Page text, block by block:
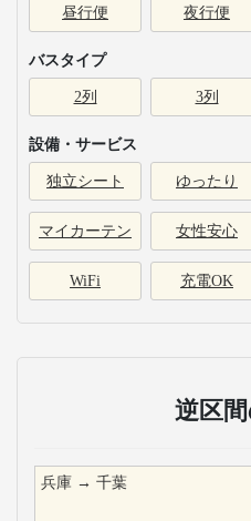
昼行便 夜行便
バスタイプ
2列 3列
設備・サービス
独立シート ゆったり
マイカーテン 女性安心
WiFi 充電OK
逆区
兵庫 → 千葉